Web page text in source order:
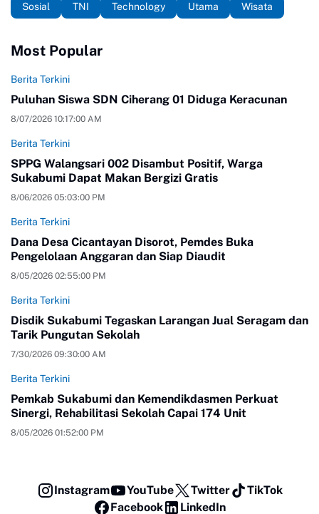
Sosial
TNI Technology Utama Wisata
Most Popular
Berita Terkini
Puluhan Siswa SDN Ciherang 01 Diduga Keracunan
8/07/2026 10:17:00 AM
Berita Terkini
SPPG Walangsari 002 Disambut Positif, Warga
Sukabumi Dapat Makan Bergizi Gratis
8/06/2026 05:03:00 PM
Berita Terkini
Dana Desa Cicantayan Disorot, Pemdes Buka
Pengelolaan Anggaran dan Siap Diaudit
8/05/2026 02:55:00 PM
Berita Terkini
Disdik Sukabumi Tegaskan Larangan Jual Seragam dan
Tarik Pungutan Sekolah
7/30/2026 09:30:00 AM
Berita Terkini
Pemkab Sukabumi dan Kemendikdasmen Perkuat
Sinergi, Rehabilitasi Sekolah Capai 174 Unit
8/05/2026 01:52:00 PM
Instagram YouTube Twitter
TikTok
Facebook
LinkedIn